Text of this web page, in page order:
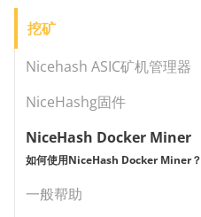
挖矿
Nicehash ASIC矿机管理器
NiceHashg固件
NiceHash Docker Miner
如何使用NiceHash Docker Miner？
一般帮助